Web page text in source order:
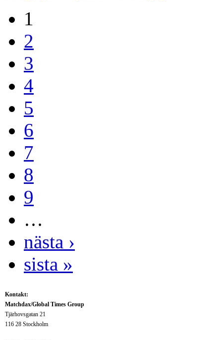
1
2
3
4
5
6
7
8
9
…
nästa ›
sista »
Kontakt:
Matchdax/Global Times Group
Tjärhovsgatan 21
116 28 Stockholm